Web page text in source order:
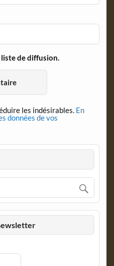
de diffusion.
les indésirables. En
données de vos